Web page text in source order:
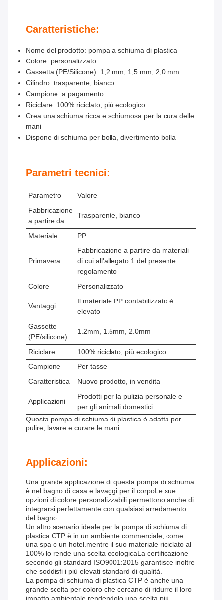
Caratteristiche:
Nome del prodotto: pompa a schiuma di plastica
Colore: personalizzato
Gassetta (PE/Silicone): 1,2 mm, 1,5 mm, 2,0 mm
Cilindro: trasparente, bianco
Campione: a pagamento
Riciclare: 100% riciclato, più ecologico
Crea una schiuma ricca e schiumosa per la cura delle
mani
Dispone di schiuma per bolla, divertimento bolla
Parametri tecnici:
Parametro
Valore
Fabbricazione
a partire da:
Trasparente, bianco
Materiale PP
Primavera
Fabbricazione a partire da materiali
di cui all'allegato 1 del presente
regolamento
Colore
Personalizzato
Vantaggi
Il materiale PP contabilizzato è
elevato
Gassette
(PE/silicone)
1.2mm, 1.5mm, 2.0mm
Riciclare
100% riciclato, più ecologico
Campione
Per tasse
Caratteristica
Nuovo prodotto, in vendita
Applicazioni
Prodotti per la pulizia personale e
per gli animali domestici
Questa pompa di schiuma di plastica è adatta per
pulire, lavare e curare le mani.
Applicazioni:
Una grande applicazione di questa pompa di schiuma
è nel bagno di casa.e lavaggi per il corpoLe sue
opzioni di colore personalizzabili permettono anche di
integrarsi perfettamente con qualsiasi arredamento
del bagno.
Un altro scenario ideale per la pompa di schiuma di
plastica CTP è in un ambiente commerciale, come
una spa o un hotel.mentre il suo materiale riciclato al
100% lo rende una scelta ecologicaLa certificazione
secondo gli standard ISO9001:2015 garantisce inoltre
che soddisfi i più elevati standard di qualità.
La pompa di schiuma di plastica CTP è anche una
grande scelta per coloro che cercano di ridurre il loro
impatto ambientale.rendendolo una scelta più